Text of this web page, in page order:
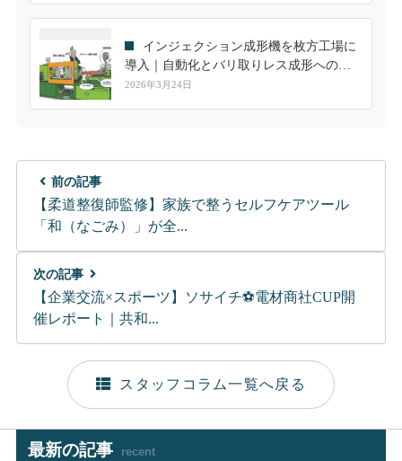
インジェクション成形機を枚方工場に
導入｜自動化とバリ取りレス成形への挑
戦
2026年3月24日
前の記事
【柔道整復師監修】家族で整うセルフケアツール
「和（なごみ）」が全...
次の記事
【企業交流×スポーツ】ソサイチ⚽電材商社CUP開
催レポート｜共和...
スタッフコラム一覧へ戻る
最新の記事 recent